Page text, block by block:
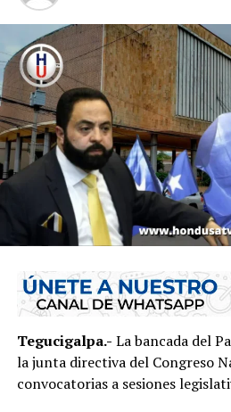
Tegucigalpa.- La bancada del
la junta directiva del Congreso
convocatorias a sesiones